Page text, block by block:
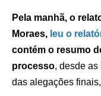
Pela manhã, o
Moraes, leu o
contém o resumo
processo, desde
das alegações